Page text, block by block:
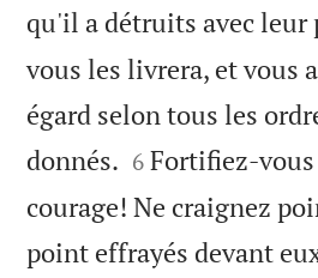
qu'il a détruits avec leur
vous les livrera, et vous
égard selon tous les
donnés. 

6 Fortifiez-vous
courage! Ne craignez
point effrayés devant